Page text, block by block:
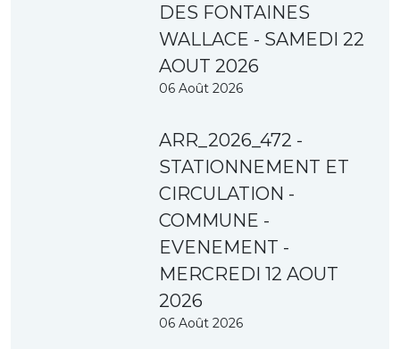
DES FONTAINES
WALLACE - SAMEDI 22
AOUT 2026
06 Août 2026
ARR_2026_472 -
STATIONNEMENT ET
CIRCULATION -
COMMUNE -
EVENEMENT -
MERCREDI 12 AOUT
2026
06 Août 2026